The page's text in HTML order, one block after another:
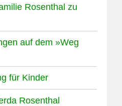
Rosenthal zu
auf dem »Weg
für Kinder
Rosenthal